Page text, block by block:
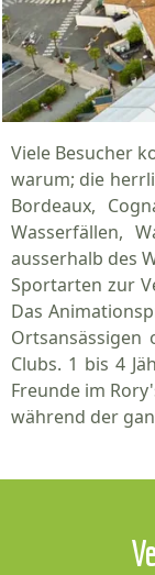
Viele Besucher
warum; die
Bordeaux,
Wasserfällen,
ausserhalb des
Sportarten zur
Das
Ortsansässigen
Clubs. 1 bis 4
Freunde im
während der